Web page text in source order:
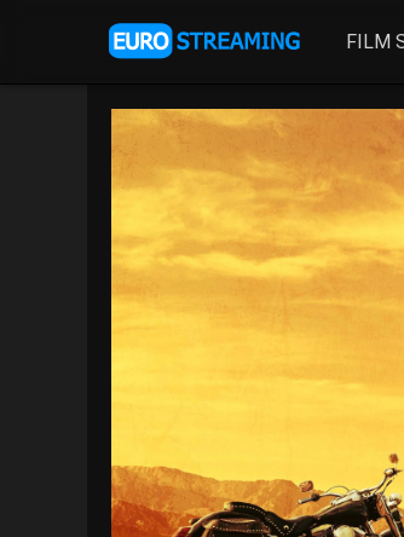
FILM